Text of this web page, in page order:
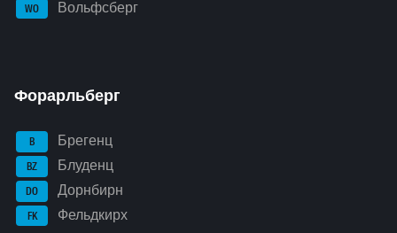
WO Вольфсберг
Форарльберг
B Брегенц
BZ Блуденц
DO Дорнбирн
FK Фельдкирх